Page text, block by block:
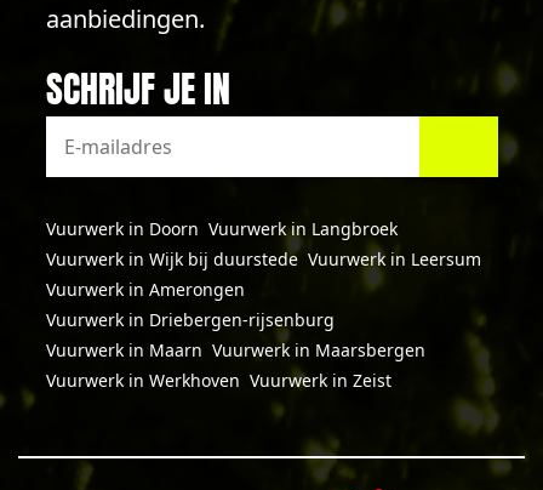
aanbiedingen.
SCHRIJF JE IN
Vuurwerk in Doorn Vuurwerk in Langbroek
Vuurwerk in Wijk bij duurstede Vuurwerk in Leersum
Vuurwerk in Amerongen
Vuurwerk in Driebergen-rijsenburg
Vuurwerk in Maarn Vuurwerk in Maarsbergen
Vuurwerk in Werkhoven Vuurwerk in Zeist